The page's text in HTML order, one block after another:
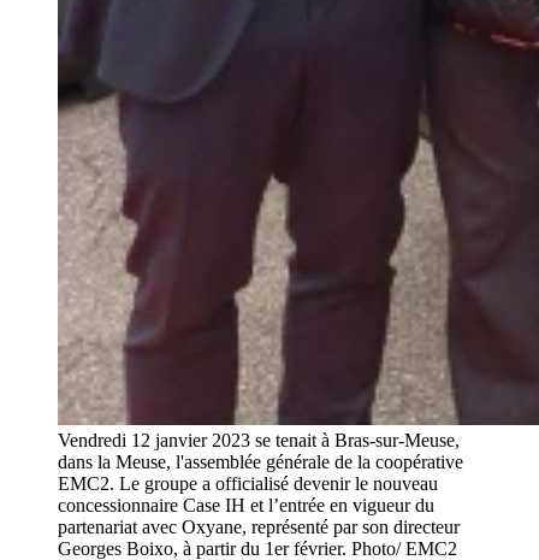
Vendredi 12 janvier 2023 se tenait à Bras-sur-Meuse,
dans la Meuse, l'assemblée générale de la coopérative
EMC2. Le groupe a officialisé devenir le nouveau
concessionnaire Case IH et l’entrée en vigueur du
partenariat avec Oxyane, représenté par son directeur
Georges Boixo, à partir du 1er février. Photo/ EMC2